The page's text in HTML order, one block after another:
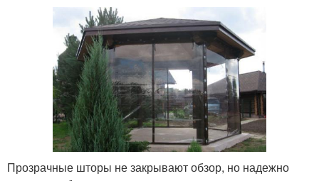
Прозрачные шторы не закрывают обзор, но надежно